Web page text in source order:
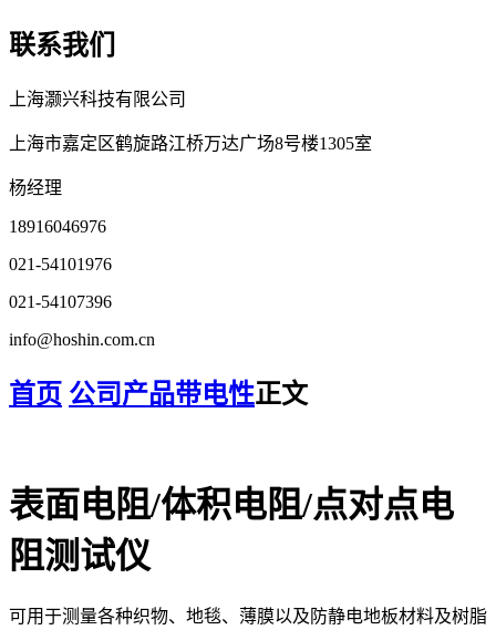
联系我们
上海灏兴科技有限公司
上海市嘉定区鹤旋路江桥万达广场8号楼1305室
杨经理
18916046976
021-54101976
021-54107396
info@hoshin.com.cn
首页 公司产品带电性正文
表面电阻/体积电阻/点对点电
阻测试仪
可用于测量各种织物、地毯、薄膜以及防静电地板材料及树脂